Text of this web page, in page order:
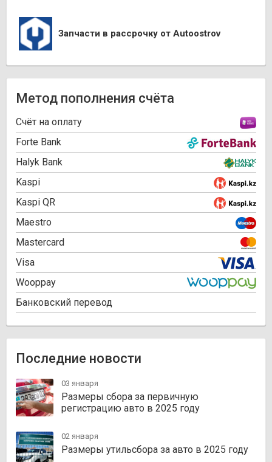
Запчасти в рассрочку от Autoostrov
Метод пополнения счёта
Cчёт на оплату
Forte Bank
Halyk Bank
Kaspi
Kaspi QR
Maestro
Mastercard
Visa
Wooppay
Банковский перевод
Последние новости
03 января
Размеры сбора за первичную
регистрацию авто в 2025 году
02 января
Размеры утильсбора за авто в 2025 году